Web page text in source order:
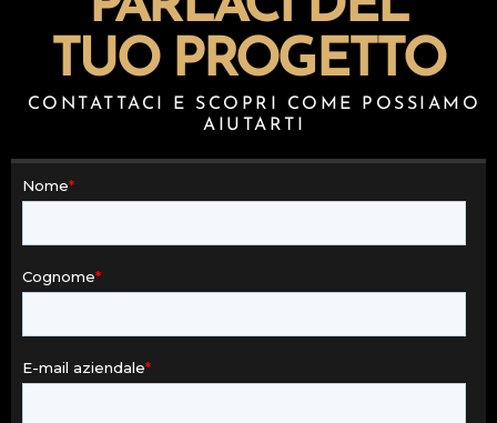
TUO PROGETTO
CONTATTACI E SCOPRI COME POSSIAMO
AIUTARTI